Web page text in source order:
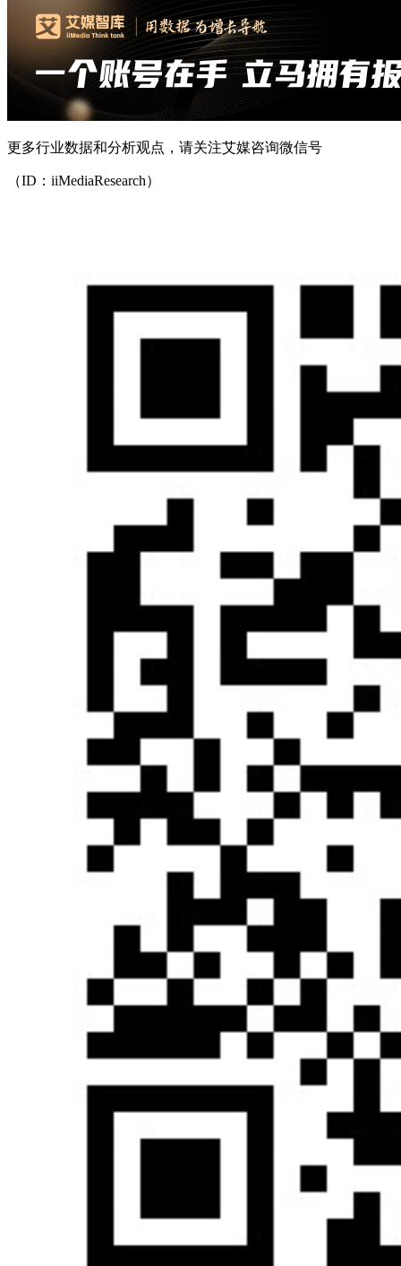
更多行业数据和分析观点，请关注艾媒咨询微信号
（ID：iiMediaResearch）